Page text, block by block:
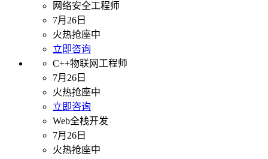
网络安全工程师
7月26日
火热抢座中
立即咨询
C++物联网工程师
7月26日
火热抢座中
立即咨询
Web全栈开发
7月26日
火热抢座中